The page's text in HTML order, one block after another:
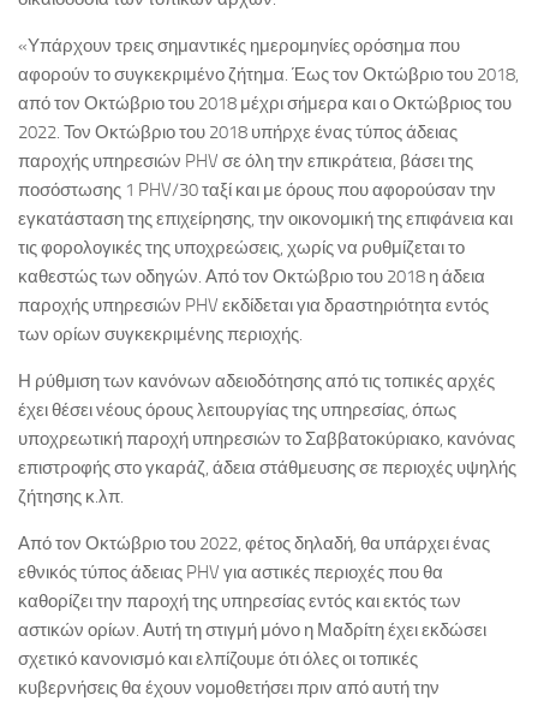
«Υπάρχουν τρεις σημαντικές ημερομηνίες ορόσημα που
αφορούν το συγκεκριμένο ζήτημα. Έως τον Οκτώβριο του 2018,
από τον Οκτώβριο του 2018 μέχρι σήμερα και ο Οκτώβριος του
2022. Τον Οκτώβριο του 2018 υπήρχε ένας τύπος άδειας
παροχής υπηρεσιών PHV σε όλη την επικράτεια, βάσει της
ποσόστωσης 1 PHV/30 ταξί και με όρους που αφορούσαν την
εγκατάσταση της επιχείρησης, την οικονομική της επιφάνεια και
τις φορολογικές της υποχρεώσεις, χωρίς να ρυθμίζεται το
καθεστώς των οδηγών. Από τον Οκτώβριο του 2018 η άδεια
παροχής υπηρεσιών PHV εκδίδεται για δραστηριότητα εντός
των ορίων συγκεκριμένης περιοχής.
Η ρύθμιση των κανόνων αδειοδότησης από τις τοπικές αρχές
έχει θέσει νέους όρους λειτουργίας της υπηρεσίας, όπως
υποχρεωτική παροχή υπηρεσιών το Σαββατοκύριακο, κανόνας
επιστροφής στο γκαράζ, άδεια στάθμευσης σε περιοχές υψηλής
ζήτησης κ.λπ.
Από τον Οκτώβριο του 2022, φέτος δηλαδή, θα υπάρχει ένας
εθνικός τύπος άδειας PHV για αστικές περιοχές που θα
καθορίζει την παροχή της υπηρεσίας εντός και εκτός των
αστικών ορίων. Αυτή τη στιγμή μόνο η Μαδρίτη έχει εκδώσει
σχετικό κανονισμό και ελπίζουμε ότι όλες οι τοπικές
κυβερνήσεις θα έχουν νομοθετήσει πριν από αυτή την